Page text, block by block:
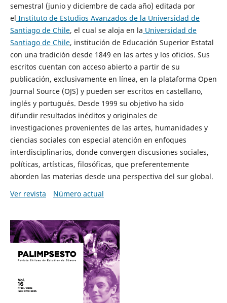
semestral (junio y diciembre de cada año) editada por
el Instituto de Estudios Avanzados de la Universidad de
Santiago de Chile, el cual se aloja en la Universidad de
Santiago de Chile, institución de Educación Superior Estatal
con una tradición desde 1849 en las artes y los oficios. Sus
escritos cuentan con acceso abierto a partir de su
publicación, exclusivamente en línea, en la plataforma Open
Journal Source (OJS) y pueden ser escritos en castellano,
inglés y portugués. Desde 1999 su objetivo ha sido
difundir resultados inéditos y originales de
investigaciones provenientes de las artes, humanidades y
ciencias sociales con especial atención en enfoques
interdisciplinarios, donde convergen discusiones sociales,
políticas, artísticas, filosóficas, que preferentemente
aborden las materias desde una perspectiva del sur global.
Ver revista
Número actual